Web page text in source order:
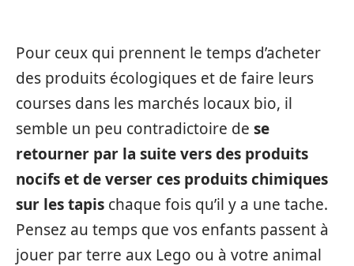
Pour ceux qui prennent le temps d’acheter
des produits écologiques et de faire leurs
courses dans les marchés locaux bio, il
semble un peu contradictoire de se
retourner par la suite vers des produits
nocifs et de verser ces produits chimiques
sur les tapis chaque fois qu’il y a une tache.
Pensez au temps que vos enfants passent à
jouer par terre aux Lego ou à votre animal